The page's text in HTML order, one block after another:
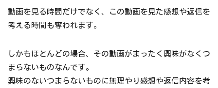
動画を見る時間だけでなく、この動画を見た感想や返信を
考える時間も奪われます。
しかもほとんどの場合、その動画がまったく興味がなくつ
まらないものなんです。
興味のないつまらないものに無理やり感想や返信内容を考